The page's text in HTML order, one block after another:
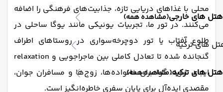
هتل های خارجی(مشاهده همه)
های ترکیه
هتل های ترکیه(مشاهده همه)
محلی با غذاهای دریایی تازه، جذابیت‌های فرهنگی را اضافه
می‌کنند. در تور ما، تجربیات یونیکی مانند یوگا ساحلی در
طلوع آفتاب یا تور دوچرخه‌سواری در روستاهای اطراف
گنجانده شده تا تعادل کاملی بین ماجراجویی و relaxation
ایجاد شود. گوا برای خانواده‌ها، زوج‌ها و مسافران جوان،
مقصدی ایده‌آل برای پایان سفری خاطره‌انگیز است.